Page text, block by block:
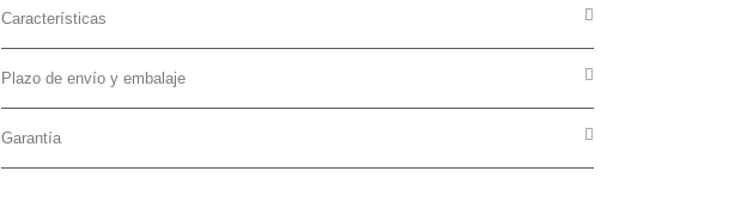
Características
Plazo de envío y embalaje
Garantía